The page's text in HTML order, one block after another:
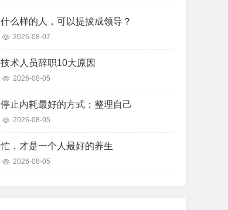
什么样的人，可以提拔成领导？
2026-08-07
技术人员辞职10大原因
2026-08-05
停止内耗最好的方式：整理自己
2026-08-05
忙，才是一个人最好的养生
2026-08-05